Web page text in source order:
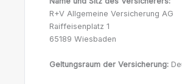
R+V Allgemeine Versicherung AG
Raiffeisenplatz 1
65189 Wiesbaden
Geltungsraum der Versicherung: